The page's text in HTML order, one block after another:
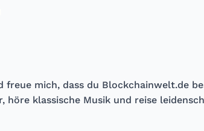
freue mich, dass du Blockchainwelt.de
höre klassische Musik und reise